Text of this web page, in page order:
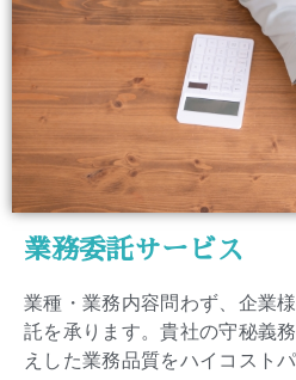
業務委託サービス
業種・業務内容問わず、企業
託を承ります。貴社の守秘義
えした業務品質をハイコスト